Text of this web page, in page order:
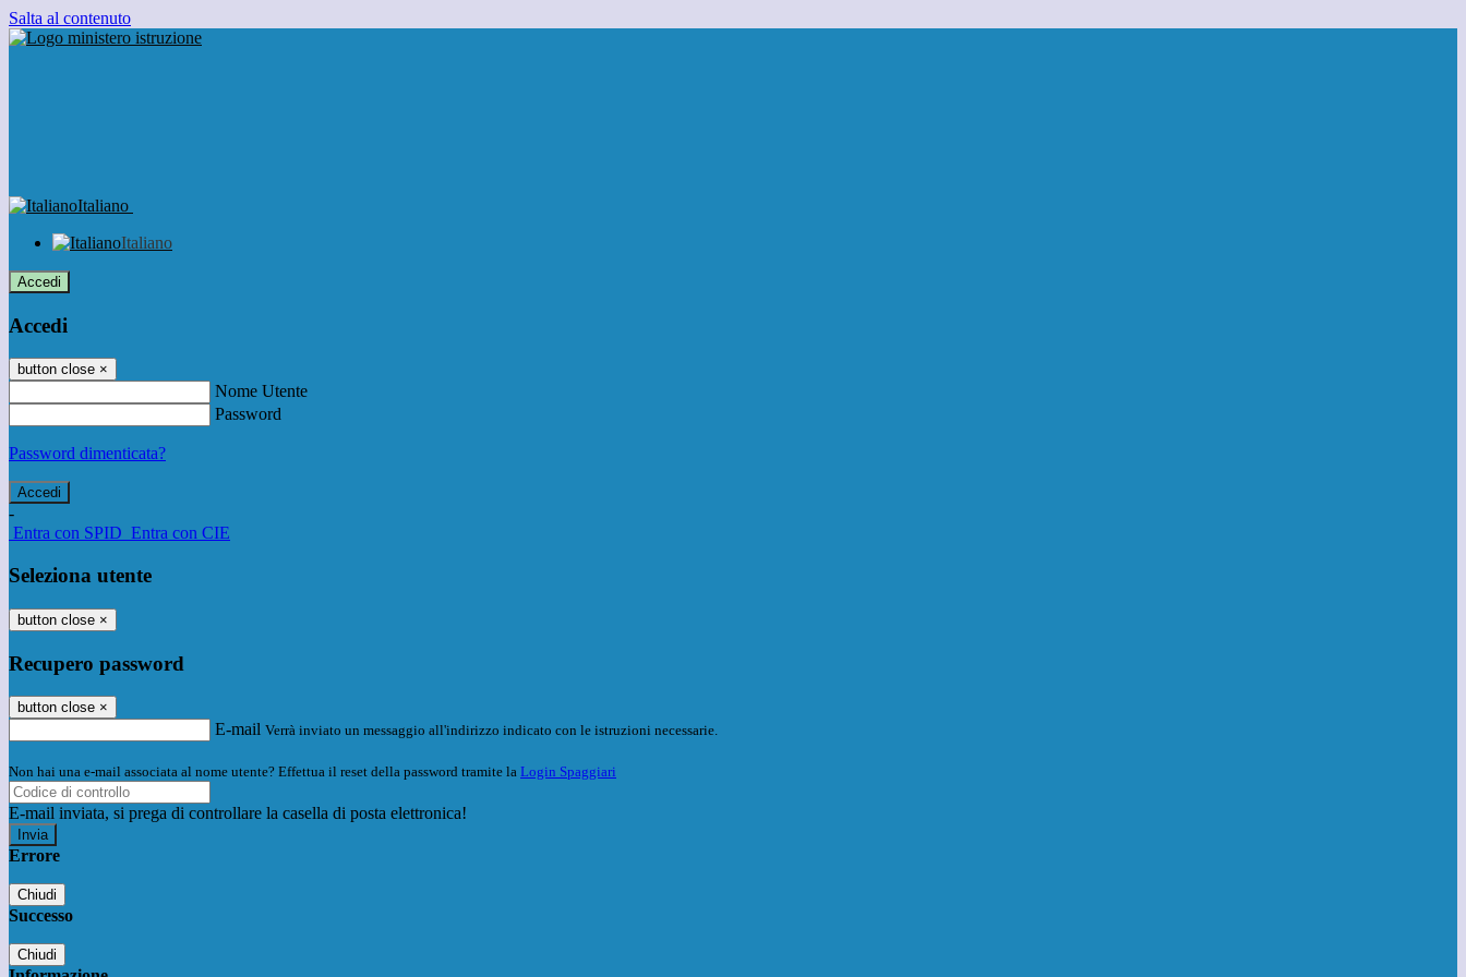
Salta al contenuto
Italiano
Italiano
Accedi
Accedi
button close ×
Nome Utente
Password
Password dimenticata?
-
Entra con SPID Entra con CIE
Seleziona utente
button close ×
Recupero password
button close ×
E-mail Verrà inviato un messaggio all'indirizzo indicato con le istruzioni necessarie.
Non hai una e-mail associata al nome utente? Effettua il reset della password tramite la Login Spaggiari
E-mail inviata, si prega di controllare la casella di posta elettronica!
Errore
Chiudi
Successo
Chiudi